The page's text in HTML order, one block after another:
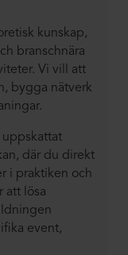
kunskap,
branschnära
Vi vill att
bygga nätverk
där du direkt
i praktiken och
att lösa
event,